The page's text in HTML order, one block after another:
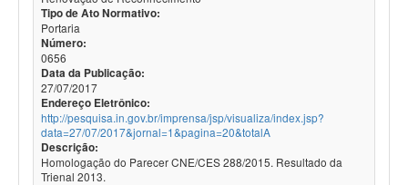
Tipo de Ato Normativo:
Portaria
Número:
0656
Data da Publicação:
27/07/2017
Endereço Eletrônico:
http://pesquisa.in.gov.br/imprensa/jsp/visualiza/index.jsp?
data=27/07/2017&jornal=1&pagina=20&totalA
Descrição:
Homologação do Parecer CNE/CES 288/2015. Resultado da
Trienal 2013.